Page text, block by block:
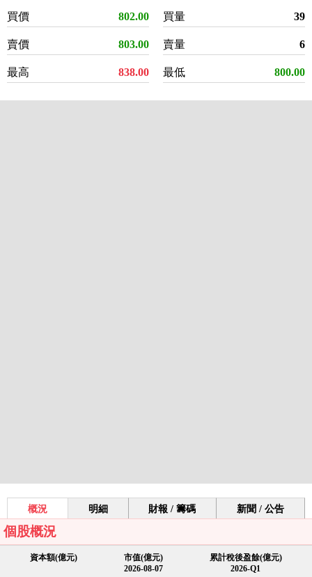
買價 802.00
賣價 803.00
最高 838.00
買量 39
賣量 6
最低 800.00
概況 明細 財報 / 籌碼 新聞 / 公告
個股概況
資本額(億元)
市值(億元)
2026-08-07
累計稅後盈餘(億元)
2026-Q1